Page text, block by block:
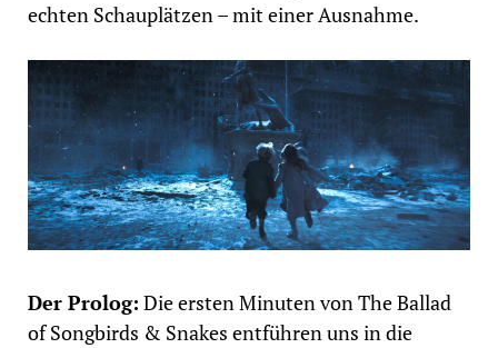
echten Schauplätzen – mit einer Ausnahme.
Der Prolog: Die ersten Minuten von The Ballad
of Songbirds & Snakes entführen uns in die